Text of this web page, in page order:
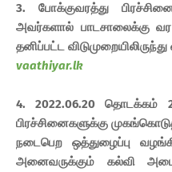
3. போக்குவரத்து
அவர்களால் பாடசாலைக்கு வர
தனிப்பட்ட
vaathiyar.lk
4. 2022.06.20 தொடக்கம்
பிரச்சினைகளுக்கு
நடைபெற ஒத்துழைப்பு
அனைவருக்கும் கல்வி